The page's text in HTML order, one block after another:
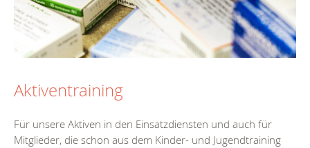
Aktiventraining
Für unsere Aktiven in den Einsatzdiensten und auch für
Mitglieder, die schon aus dem Kinder- und Jugendtraining